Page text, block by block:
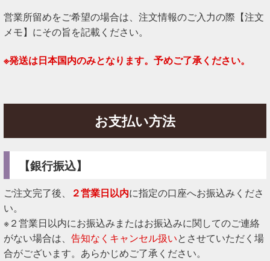
営業所留めをご希望の場合は、注文情報のご入力の際【注文
メモ】にその旨を記載ください。
※発送は日本国内のみとなります。予めご了承ください。
お支払い方法
【銀行振込】
ご注文完了後、 ２営業日以内に指定の口座へお振込みくださ
い。
※２営業日以内にお振込みまたはお振込みに関してのご連絡
がない場合は、 告知なくキャンセル扱いとさせていただく場
合がございます。あらかじめご了承ください。